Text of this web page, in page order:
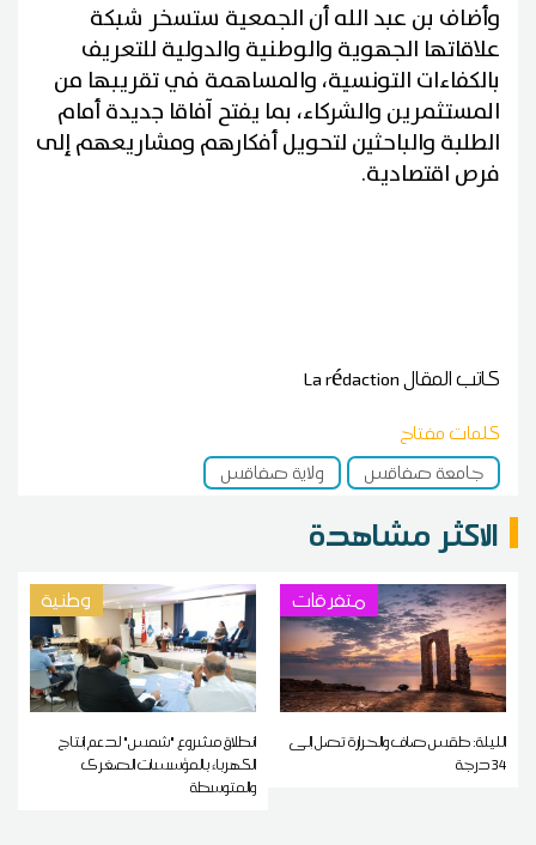
وأضاف بن عبد الله أن الجمعية ستسخر شبكة
علاقاتها الجهوية والوطنية والدولية للتعريف
بالكفاءات التونسية، والمساهمة في تقريبها من
المستثمرين والشركاء، بما يفتح آفاقا جديدة أمام
الطلبة والباحثين لتحويل أفكارهم ومشاريعهم إلى
فرص اقتصادية.
كاتب المقالLa rédaction
كلمات مفتاح
جامعة صفاقس
ولاية صفاقس
الاكثر مشاهدة
متفرقات
الليلة: طقس صاف والحرارة تصل إلى
34 درجة
وطنية
انطلاق مشروع "شمس" لدعم إنتاج
الكهرباء بالمؤسسات الصغرى
والمتوسطة